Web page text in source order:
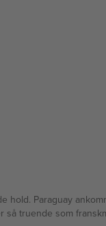
Paraguay
så truende som